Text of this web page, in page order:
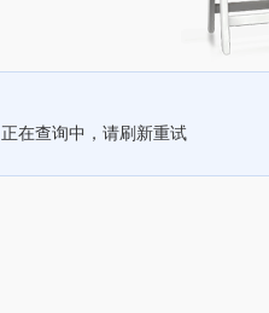
正在查询中，请刷新重试